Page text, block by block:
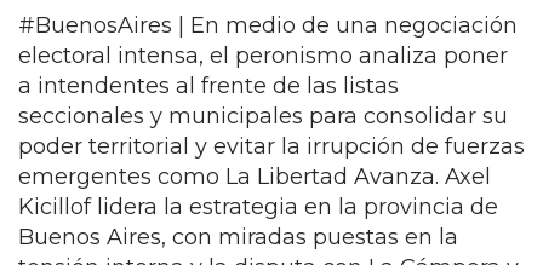
SAN NICOLAS
RAMALLO
SAN PEDRO
PROVINCIA
PAIS
#BuenosAires | En medio de una negociación
electoral intensa, el peronismo analiza poner
a intendentes al frente de las listas
seccionales y municipales para consolidar su
poder territorial y evitar la irrupción de fuerzas
emergentes como La Libertad Avanza. Axel
Kicillof lidera la estrategia en la provincia de
Buenos Aires, con miradas puestas en la